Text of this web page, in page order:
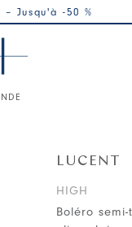
Jusqu'à -50 %
LUCENT
HIGH
Boléro